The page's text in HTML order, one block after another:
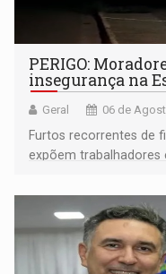
PERIGO:
insegurança na
Geral 06 de
Furtos recorrentes de
expõem trabalhadores